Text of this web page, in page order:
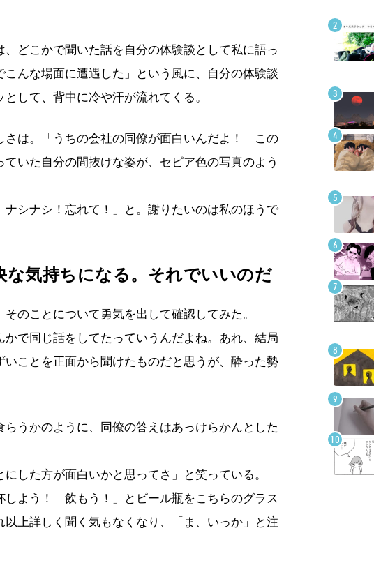
どこかで聞いた話を自分の体験談として私に語っ
んな場面に遭遇した」という風に、自分の体験談
して、背中に冷や汗が流れてくる。
さは。「うちの会社の同僚が面白いんだよ！ この
いた自分の間抜けな姿が、セピア色の写真のよう
シナシ！忘れて！」と。謝りたいのは私のほうで
気持ちになる。それでいいのだ
のことについて勇気を出して確認してみた。
で同じ話をしてたっていうんだよね。あれ、結局
ことを正面から聞けたものだと思うが、酔った勢
うかのように、同僚の答えはあっけらかんとした
た方が面白いかと思ってさ」と笑っている。
よう！ 飲もう！」とビール瓶をこちらのグラス
上詳しく聞く気もなくなり、「ま、いっか」と注